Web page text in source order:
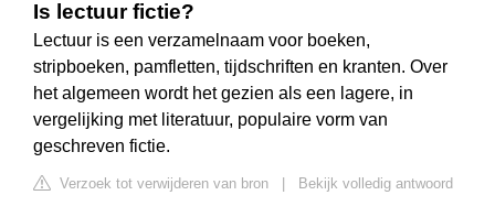
Is lectuur fictie?
Lectuur is een verzamelnaam voor boeken,
stripboeken, pamfletten, tijdschriften en kranten. Over
het algemeen wordt het gezien als een lagere, in
vergelijking met literatuur, populaire vorm van
geschreven fictie.
Verzoek tot verwijderen van bron
Bekijk volledig antwoord